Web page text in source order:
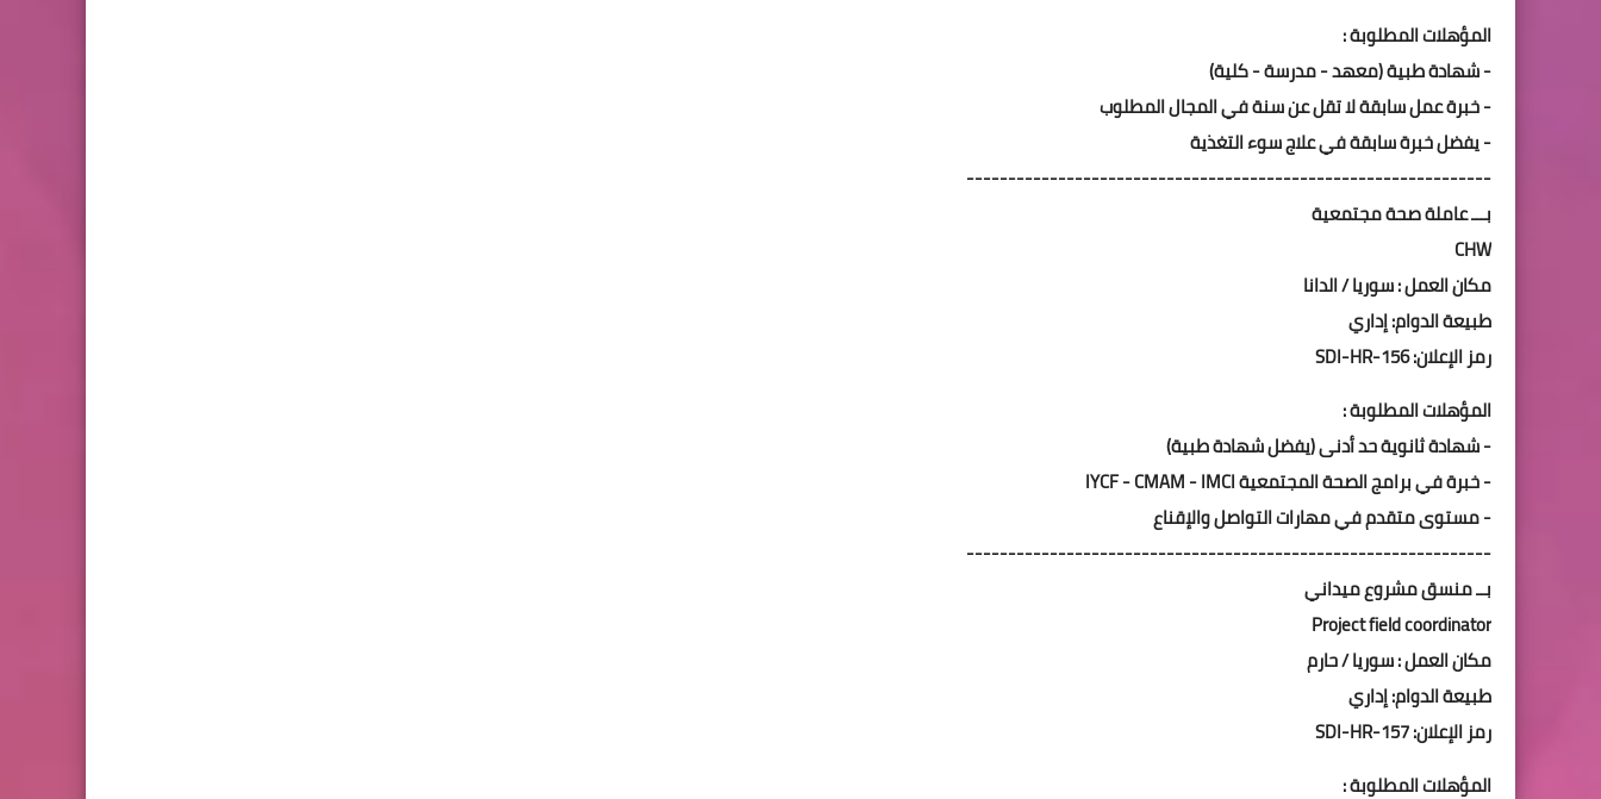
المؤهلات المطلوبة :
- شهادة طبية (معهد - مدرسة - كلية)
- خبرة عمل سابقة لا تقل عن سنة في المجال المطلوب
- يفضل خبرة سابقة في علاج سوء التغذية
---------------------------------------------------------------
بـــ عاملة صحة مجتمعية
CHW
مكان العمل : سوريا / الدانا
طبيعة الدوام: إداري
رمز الإعلان: SDI-HR-156
المؤهلات المطلوبة :
- شهادة ثانوية حد أدنى (يفضل شهادة طبية)
- خبرة في برامج الصحة المجتمعية IYCF - CMAM - IMCI
- مستوى متقدم في مهارات التواصل والإقناع
---------------------------------------------------------------
بــ منسق مشروع ميداني
Project field coordinator
مكان العمل : سوريا / حارم
طبيعة الدوام: إداري
رمز الإعلان: SDI-HR-157
المؤهلات المطلوبة :